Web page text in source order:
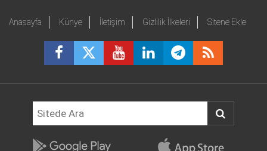
Anasayfa Künye İletişim Gizlilik İlkeleri Sitene Ekle